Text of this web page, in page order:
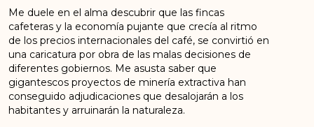
Me duele en el alma descubrir que las fincas
cafeteras y la economía pujante que crecía al ritmo
de los precios internacionales del café, se convirtió en
una caricatura por obra de las malas decisiones de
diferentes gobiernos. Me asusta saber que
gigantescos proyectos de minería extractiva han
conseguido adjudicaciones que desalojarán a los
habitantes y arruinarán la naturaleza.